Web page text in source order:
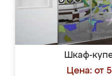
Шкаф-
Цена: от